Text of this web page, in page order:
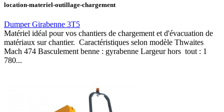
location-materiel-outillage-chargement
Dumper Girabenne 3T5
Matériel idéal pour vos chantiers de chargement et d'évacuation de
matériaux sur chantier. Caractéristiques selon modèle Thwaites
Mach 474 Basculement benne : gyrabenne Largeur hors tout : 1
780...